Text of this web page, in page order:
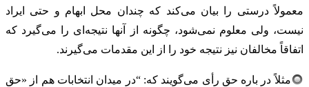
معمولاً درستی را بیان می‌کند که چندان محل ابهام و حتی ایراد
نیست، ولی معلوم نمی‌شود، چگونه از آنها نتیجه‌ای را می‌گیرد که
اتفاقاً مخالفان نیز نتیجه خود را از این مقدمات می‌گیرند.
مثلاً در باره حق رأی می‌گویند که: “در میدان انتخابات هم از «حق